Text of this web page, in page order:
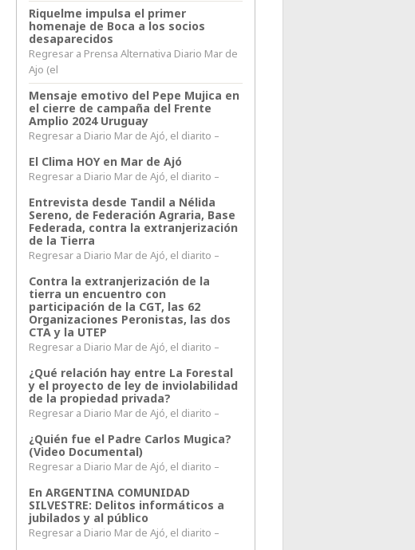
Riquelme impulsa el primer
homenaje de Boca a los socios
desaparecidos
Regresar a Prensa Alternativa Diario Mar de
Ajo (el
Mensaje emotivo del Pepe Mujica en
el cierre de campaña del Frente
Amplio 2024 Uruguay
Regresar a Diario Mar de Ajó, el diarito –
El Clima HOY en Mar de Ajó
Regresar a Diario Mar de Ajó, el diarito –
Entrevista desde Tandil a Nélida
Sereno, de Federación Agraria, Base
Federada, contra la extranjerización
de la Tierra
Regresar a Diario Mar de Ajó, el diarito –
Contra la extranjerización de la
tierra un encuentro con
participación de la CGT, las 62
Organizaciones Peronistas, las dos
CTA y la UTEP
Regresar a Diario Mar de Ajó, el diarito –
¿Qué relación hay entre La Forestal
y el proyecto de ley de inviolabilidad
de la propiedad privada?
Regresar a Diario Mar de Ajó, el diarito –
¿Quién fue el Padre Carlos Mugica?
(Video Documental)
Regresar a Diario Mar de Ajó, el diarito –
En ARGENTINA COMUNIDAD
SILVESTRE: Delitos informáticos a
jubilados y al público
Regresar a Diario Mar de Ajó, el diarito –